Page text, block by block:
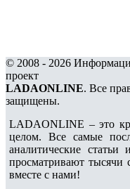
© 2008 - 2026
проект
LADAONLINE. Все
защищены.
LADAONLINE – это
целом. Все самые
аналитические
просматривают
вместе с нами!